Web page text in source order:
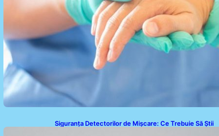
Siguranța Detectorilor de Mișcare: Ce Trebuie Să Știi